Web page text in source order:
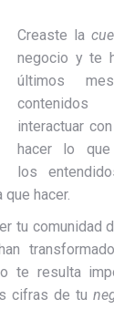
Creaste la
negocio y te
últimos
interactuar
hacer lo que
los
que hacer.
tu comunidad
te resulta
cifras de tu